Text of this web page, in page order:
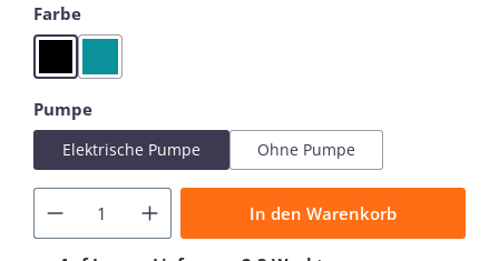
Farbeauswählen
Black
Pumpeauswählen
Elektrische Pumpe Ohne Pumpe
In den Warenkorb